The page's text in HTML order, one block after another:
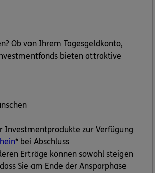
Ob von Ihrem Tagesgeldkonto,
bieten attraktive
Investmentprodukte zur Verfügung
* bei Abschluss
Erträge können sowohl steigen
Sie am Ende der Ansparphase